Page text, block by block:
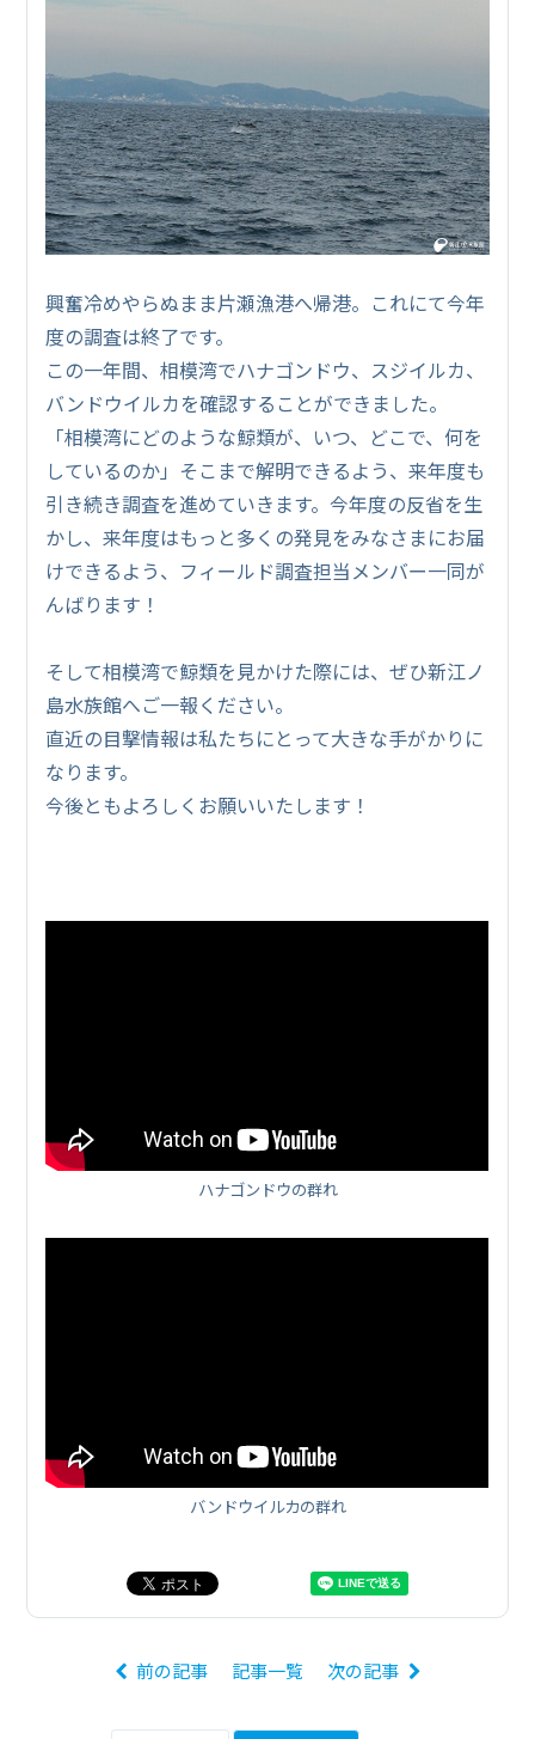
興奮冷めやらぬまま片瀬漁港へ帰港。これにて今年
度の調査は終了です。
この一年間、相模湾でハナゴンドウ、スジイルカ、
バンドウイルカを確認することができました。
「相模湾にどのような鯨類が、いつ、どこで、何を
しているのか」そこまで解明できるよう、来年度も
引き続き調査を進めていきます。今年度の反省を生
かし、来年度はもっと多くの発見をみなさまにお届
けできるよう、フィールド調査担当メンバー一同が
んばります！
そして相模湾で鯨類を見かけた際には、ぜひ新江ノ
島水族館へご一報ください。
直近の目撃情報は私たちにとって大きな手がかりに
なります。
今後ともよろしくお願いいたします！
ハナゴンドウの群れ
バンドウイルカの群れ
前の記事 記事一覧 次の記事